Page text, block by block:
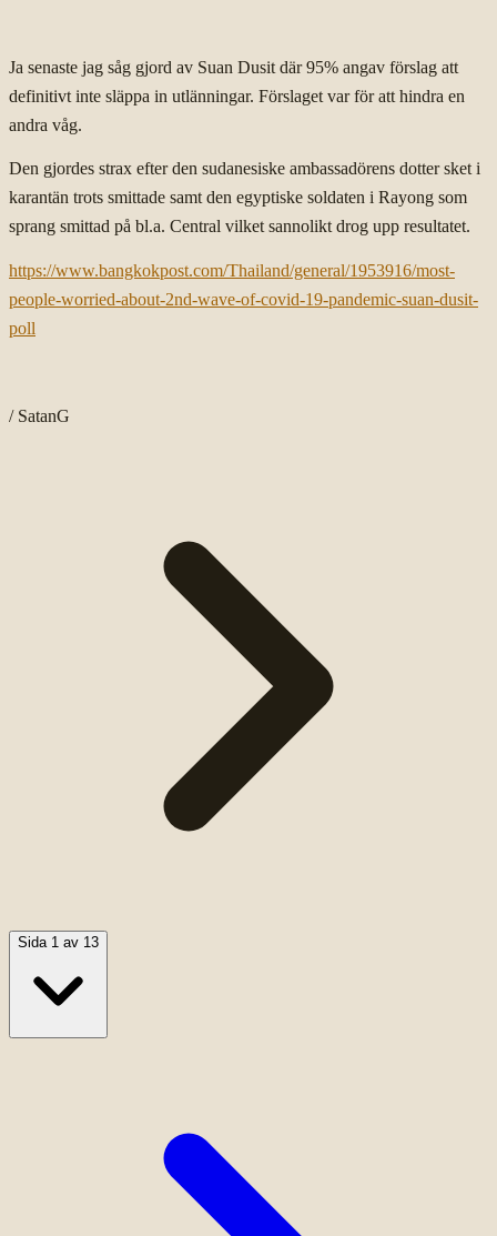
Ja senaste jag såg gjord av Suan Dusit där 95% angav förslag att
definitivt inte släppa in utlänningar. Förslaget var för att hindra en
andra våg.
Den gjordes strax efter den sudanesiske ambassadörens dotter sket i
karantän trots smittade samt den egyptiske soldaten i Rayong som
sprang smittad på bl.a. Central vilket sannolikt drog upp resultatet.
https://www.bangkokpost.com/Thailand/general/1953916/most-
people-worried-about-2nd-wave-of-covid-19-pandemic-suan-dusit-
poll
/ SatanG
Sida 1 av 13